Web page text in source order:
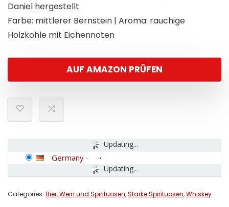
Daniel hergestellt
Farbe: mittlerer Bernstein | Aroma: rauchige
Holzkohle mit Eichennoten
AUF AMAZON PRÜFEN
Updating...
Updating...
Germany -
Categories: Bier, Wein und Spirituosen,Starke Spirituosen,Whiskey